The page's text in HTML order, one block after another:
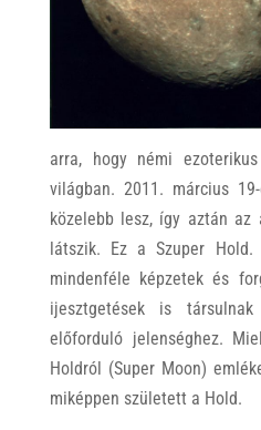
arra, hogy némi
világban. 2011. március
közelebb lesz, így aztán az
látszik. Ez a Szuper Hold.
mindenféle képzetek és
ijesztgetések is
előforduló jelenséghez.
Holdról (Super Moon)
miképpen született a Hold.